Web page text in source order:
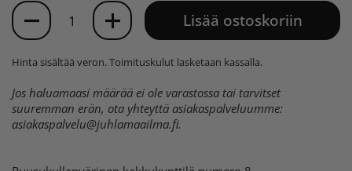
Määrä
Lisää ostoskoriin
Hinta sisältää veron.Toimituskulut lasketaan kassalla.
Jos haluamaasi määrää ei ole varastossa tai tarvitset
suuremman erän, ota yhteyttä asiakaspalveluumme:
asiakaspalvelu@juhlamaailma.fi.